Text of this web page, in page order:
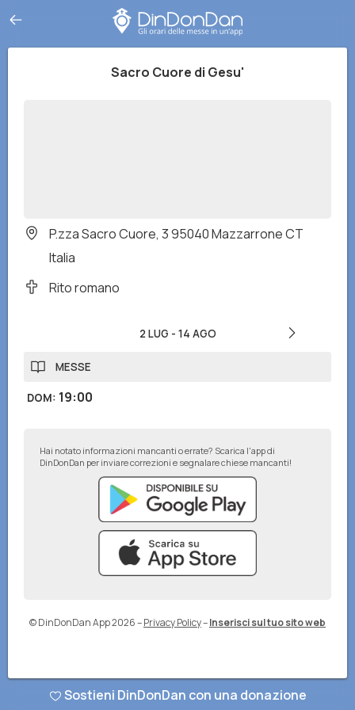
Sacro Cuore di Gesu'
P.zza Sacro Cuore, 3 95040 Mazzarrone CT
Italia
Rito romano
2 LUG - 14 AGO
MESSE
DOM: 19:00
Hai notato informazioni mancanti o errate? Scarica l'app di
DinDonDan per inviare correzioni e segnalare chiese mancanti!
© DinDonDan App 2026–Privacy Policy–Inserisci sul tuo sito web
Sostieni DinDonDan con una donazione